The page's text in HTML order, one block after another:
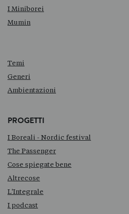
I Miniborei
Mumin
Temi
Generi
Ambientazioni
PROGETTI
I Boreali - Nordic festival
The Passenger
Cose spiegate bene
Altrecose
L'Integrale
I podcast